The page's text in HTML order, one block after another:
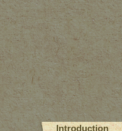
Introduction